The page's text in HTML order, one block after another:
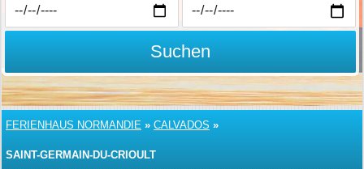
Suchen
FERIENHAUS NORMANDIE » CALVADOS »
SAINT-GERMAIN-DU-CRIOULT